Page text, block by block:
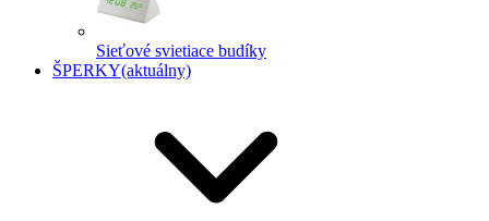
Sieťové svietiace budíky
ŠPERKY(aktuálny)